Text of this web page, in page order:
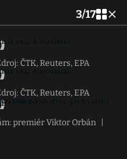
3/17
ČTK, Reuters, EPA
ČTK, Reuters, EPA
premiér Viktor Orbán